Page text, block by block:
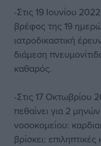
-Στις 19 Ιουνίου
βρέφος της 19
ιατροδικαστική
διάμεση
καθαρός.
-Στις 17 Οκτωβρίου
πεθαίνει για 2
νοσοκομείου:
βρίσκει: